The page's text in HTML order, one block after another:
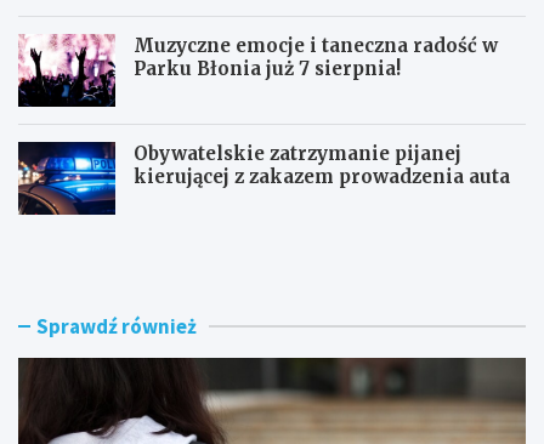
Muzyczne emocje i taneczna radość w
Parku Błonia już 7 sierpnia!
Obywatelskie zatrzymanie pijanej
kierującej z zakazem prowadzenia auta
G
y
B
n Sprawdź również